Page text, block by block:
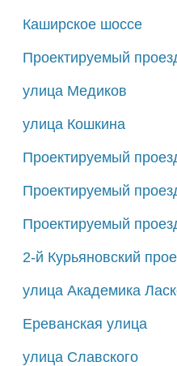
Каширское шоссе
Проектируемый
улица Медиков
улица Кошкина
Проектируемый
Проектируемый
Проектируемый
2-й Курьяновский
улица Академика
Ереванская улица
улица Славского